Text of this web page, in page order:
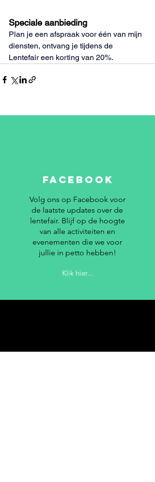
Speciale aanbieding
Plan je een afspraak voor één van mijn
diensten, ontvang je tijdens de
Lentefair een korting van 20%.
FACEBOOK
Volg ons op Facebook voor
de laatste updates over de
lentefair. Blijf op de hoogte
van alle activiteiten en
evenementen die we voor
jullie in petto hebben!
Klik hier...
INSTAGRAM